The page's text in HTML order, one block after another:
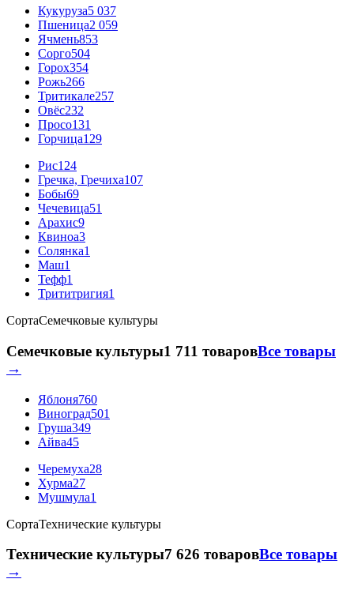
Кукуруза5 037
Пшеница2 059
Ячмень853
Сорго504
Горох354
Рожь266
Тритикале257
Овёс232
Просо131
Горчица129
Рис124
Гречка, Гречиха107
Бобы69
Чечевица51
Арахис9
Квиноа3
Солянка1
Маш1
Тефф1
Трититригия1
СортаСемечковые культуры
Семечковые культуры1 711 товаровВсе товары
→
Яблоня760
Виноград501
Груша349
Айва45
Черемуха28
Хурма27
Мушмула1
СортаТехнические культуры
Технические культуры7 626 товаровВсе товары
→